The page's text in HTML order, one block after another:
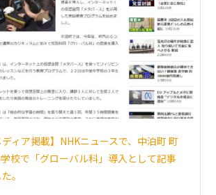
ア掲載】NHKニュースで、中泊町 町
校で「グローバル科」導入として記事
。